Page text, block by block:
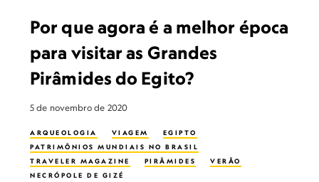
Por que agora é a melhor época
para visitar as Grandes
Pirâmides do Egito?
5 de novembro de 2020
ARQUEOLOGIA VIAGEM
EGIPTO
PATRIMÔNIOS MUNDIAIS NO BRASIL
TRAVELER MAGAZINE
PIRÂMIDES
VERÃO
NECRÓPOLE DE GIZÉ